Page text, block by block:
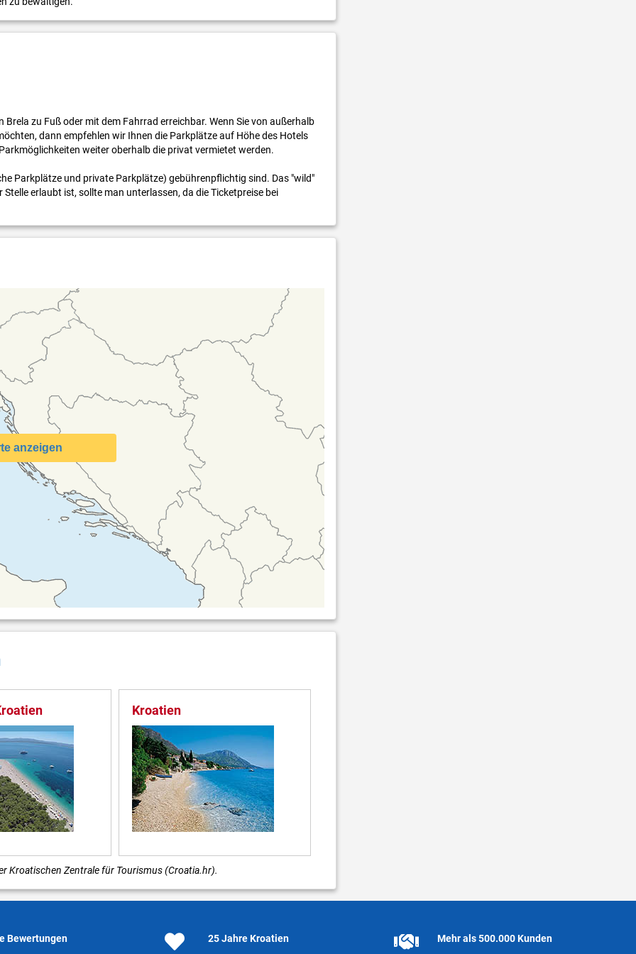
zu Fuß oder mit dem Fahrrad erreichbar. Wenn Sie von außerhalb
dann empfehlen wir Ihnen die Parkplätze auf Höhe des Hotels
weiter oberhalb die privat vermietet werden.
Parkplätze und private Parkplätze) gebührenpflichtig sind. Das "wild"
erlaubt ist, sollte man unterlassen, da die Ticketpreise bei
anzeigen
Kroatien
Kroatischen Zentrale für Tourismus (Croatia.hr).
Bewertungen 25 Jahre Kroatien Mehr als 500.000 Kunden